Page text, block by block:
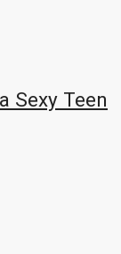
Sexy Teen